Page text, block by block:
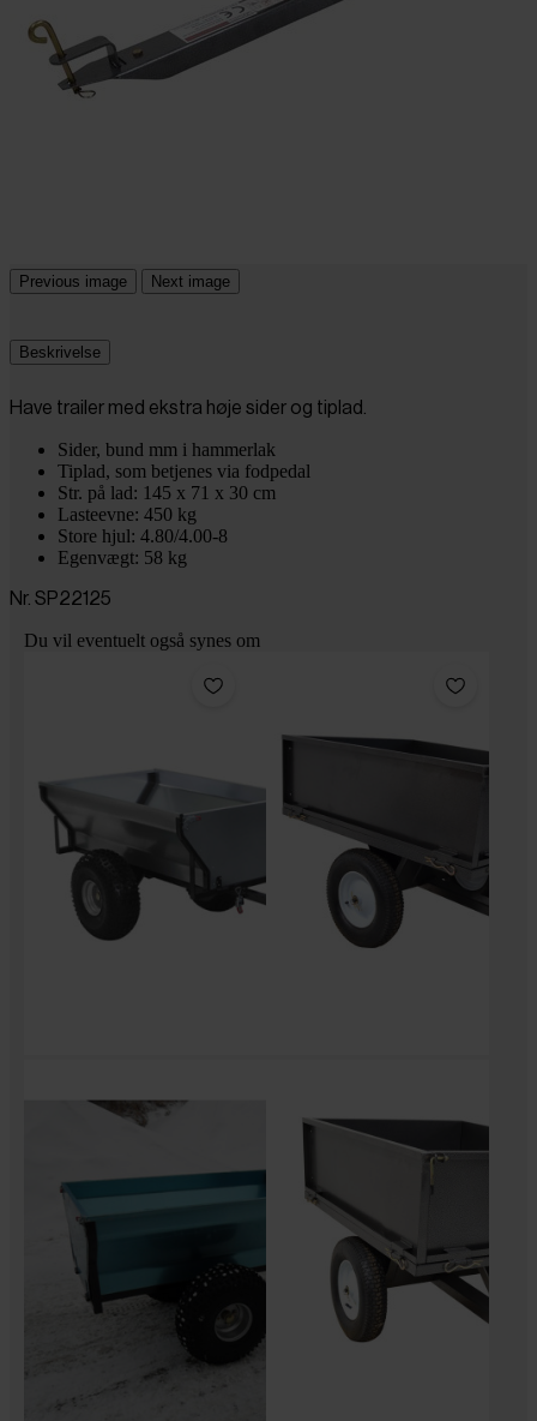
Previous image Next image
Beskrivelse
Have trailer med ekstra høje sider og tiplad.
Sider, bund mm i hammerlak
Tiplad, som betjenes via fodpedal
Str. på lad: 145 x 71 x 30 cm
Lasteevne: 450 kg
Store hjul: 4.80/4.00-8
Egenvægt: 58 kg
Nr. SP22125
Du vil eventuelt også synes om